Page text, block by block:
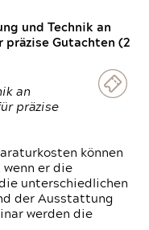
und Technik an
präzise Gutachten (2
an
präzise
können
er die
unterschiedlichen
der Ausstattung
werden die